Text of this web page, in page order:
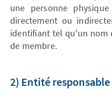
une personne
directement ou
identifiant tel qu'un nom
de membre.
2) Entité responsable